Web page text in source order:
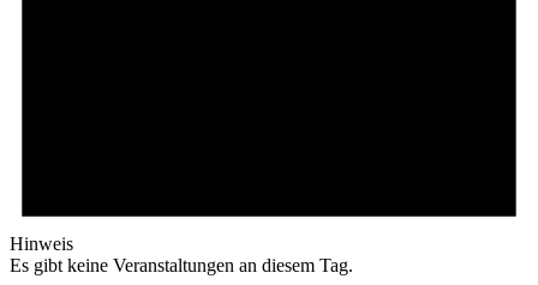
Hinweis
Es gibt keine Veranstaltungen an diesem Tag.